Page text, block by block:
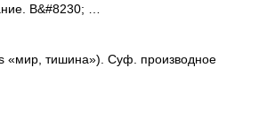
В&#8230; …
«мир, тишина»). Суф. производное